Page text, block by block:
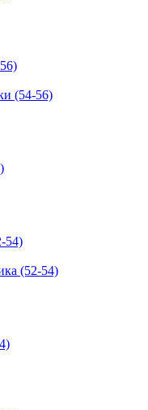
(54-56)
(52-54)